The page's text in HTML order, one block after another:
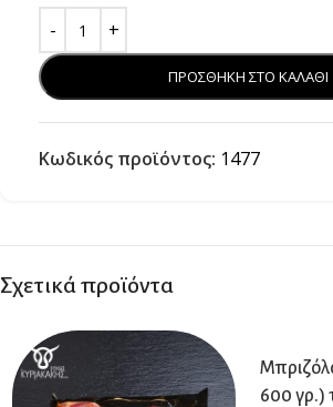
ΠΡΟΣΘΗΚΗ ΣΤΟ ΚΑΛΑΘΙ
Κωδικός προϊόντος: 1477
Σχετικά προϊόντα
600 γρ.)